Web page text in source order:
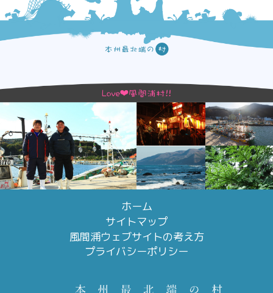
ホーム
サイトマップ
風間浦ウェブサイトの考え方
プライバシーポリシー